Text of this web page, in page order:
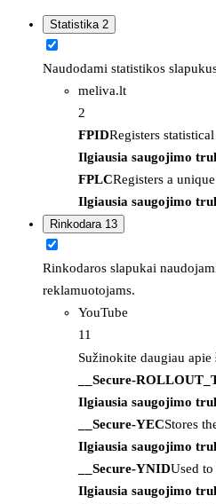
Statistika 2
Naudodami statistikos
meliva.lt
2
FPIDRegisters
Ilgiausia saugojimo
FPLCRegisters a
Ilgiausia saugojimo
Rinkodara 13
Rinkodaros slapukai
reklamuotojams.
YouTube
11
Sužinokite daugiau apie
__Secure-
Ilgiausia saugojimo
__Secure-YECStores
Ilgiausia saugojimo
__Secure-YNIDUsed
Ilgiausia saugojimo